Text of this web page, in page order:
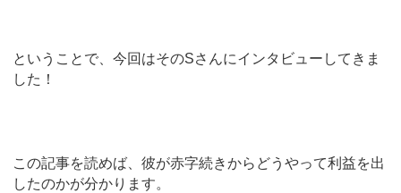
ということで、今回はそのSさんにインタビューしてきま
した！
この記事を読めば、彼が赤字続きからどうやって利益を出
したのかが分かります。